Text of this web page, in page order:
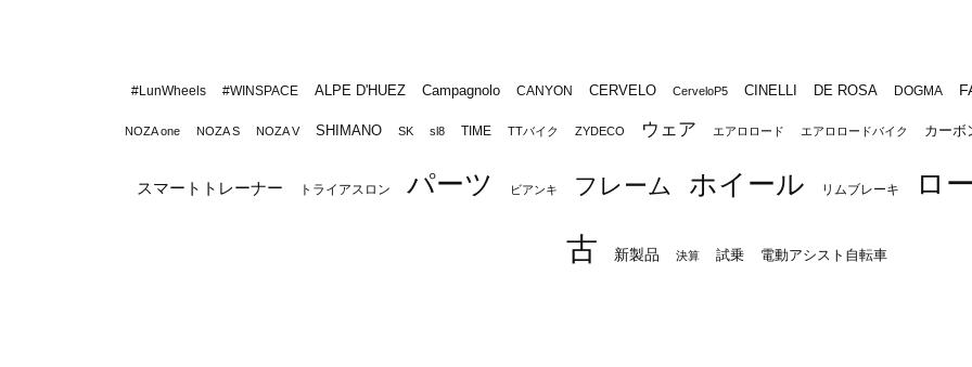
#LunWheels #WINSPACE ALPE D'HUEZ Campagnolo CANYON CERVELO CerveloP5 CINELLI DE ROSA DOGMA
NOZA one NOZA S NOZA V SHIMANO SK sl8 TIME TTバイク ZYDECO ウェア エアロロード エアロロードバイク カーボ
スマートトレーナー トライアスロン パーツ ビアンキ フレーム ホイール リムブレーキ ロ
古 新製品 決算 試乗 電動アシスト自転車